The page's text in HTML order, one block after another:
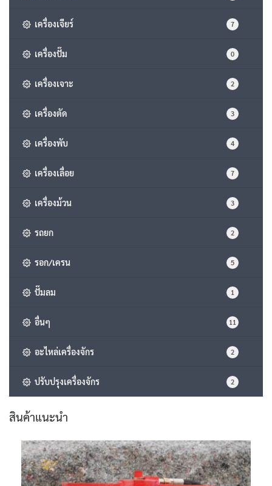
เครื่องเจียร์ 7
เครื่องปั๊ม 0
เครื่องเจาะ 2
เครื่องตัด 3
เครื่องพับ 4
เครื่องเลื่อย 7
เครื่องม้วน 3
รถยก 2
รอก/เครน 5
ปั๊มลม 1
อื่นๆ 11
อะไหล่เครื่องจักร 2
ปรับปรุงเครื่องจักร 2
สินค้าแนะนำ